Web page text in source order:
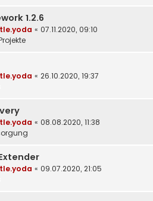
1.2.6
« 07.11.2020, 09:10
« 26.10.2020, 19:37
« 08.08.2020, 11:38
« 09.07.2020, 21:05